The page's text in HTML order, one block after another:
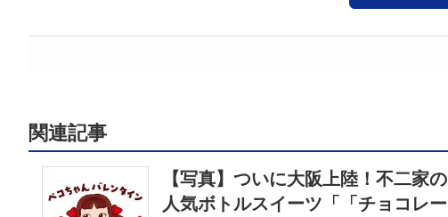
関連記事
【写真】ついに大阪上陸！不二家の
人気ボトルスイーツ「「チョコレー